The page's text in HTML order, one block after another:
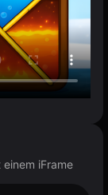
iFrame